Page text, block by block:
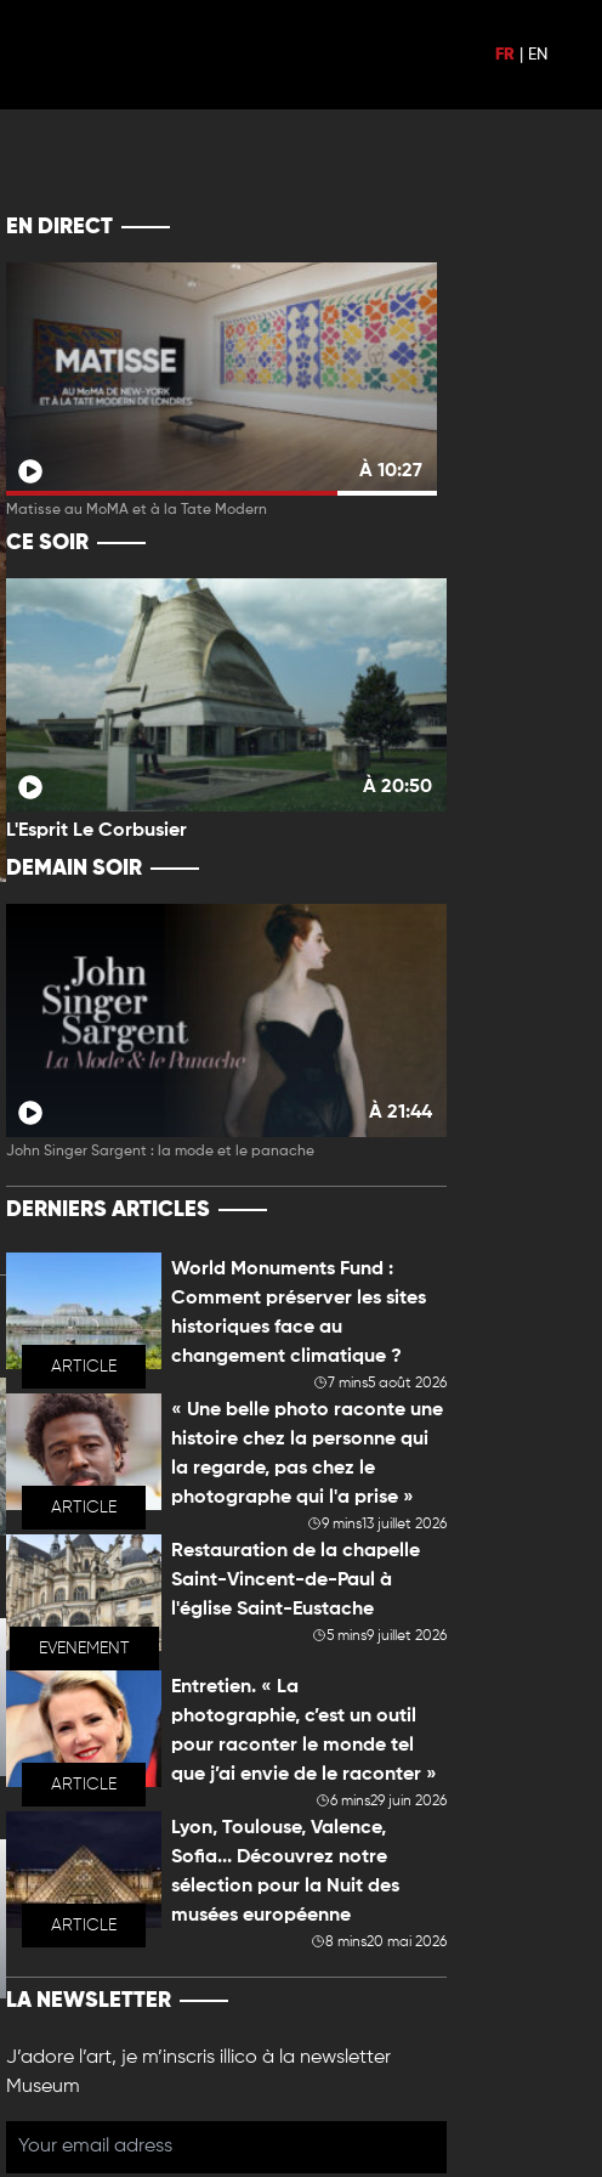
FR EN
EN DIRECT
À 10:27
Matisse au MoMA et à la Tate Modern
CE SOIR
À 20:50
L'Esprit Le Corbusier
DEMAIN SOIR
À 21:44
John Singer Sargent : la mode et le panache
DERNIERS ARTICLES
ARTICLE
World Monuments Fund :
Comment préserver les sites
historiques face au
changement climatique ?
7 mins5 août 2026
ARTICLE
« Une belle photo raconte une
histoire chez la personne qui
la regarde, pas chez le
photographe qui l'a prise »
9 mins13 juillet 2026
EVENEMENT
Restauration de la chapelle
Saint-Vincent-de-Paul à
l'église Saint-Eustache
5 mins9 juillet 2026
ARTICLE
Entretien. « La
photographie, c’est un outil
pour raconter le monde tel
que j’ai envie de le raconter »
6 mins29 juin 2026
ARTICLE
Lyon, Toulouse, Valence,
Sofia... Découvrez notre
sélection pour la Nuit des
musées européenne
8 mins20 mai 2026
LA NEWSLETTER
J’adore l’art, je m’inscris illico à la newsletter
Museum